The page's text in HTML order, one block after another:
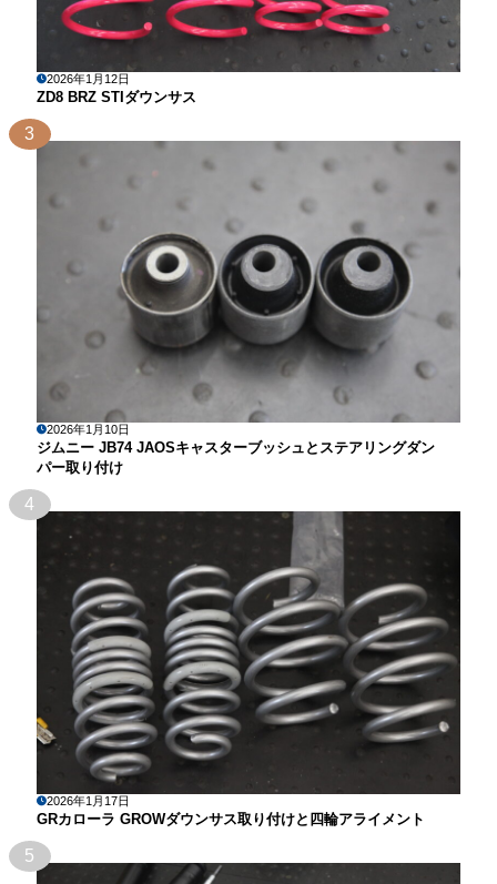
2026年1月12日
ZD8 BRZ STIダウンサス
3
2026年1月10日
ジムニー JB74 JAOSキャスターブッシュとステアリングダン
パー取り付け
4
2026年1月17日
GRカローラ GROWダウンサス取り付けと四輪アライメント
5